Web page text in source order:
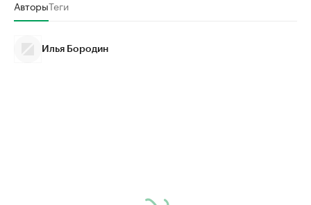
АвторыТеги
Илья Бородин